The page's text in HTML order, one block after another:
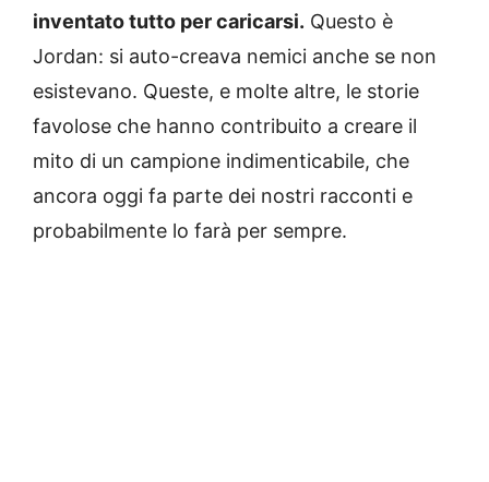
inventato tutto per caricarsi. Questo è
Jordan: si auto-creava nemici anche se non
esistevano. Queste, e molte altre, le storie
favolose che hanno contribuito a creare il
mito di un campione indimenticabile, che
ancora oggi fa parte dei nostri racconti e
probabilmente lo farà per sempre.